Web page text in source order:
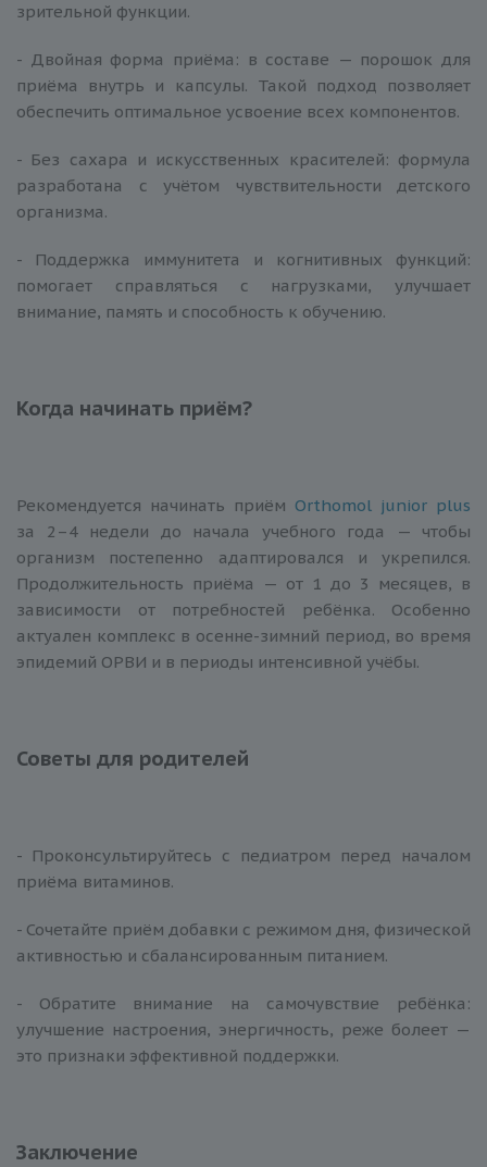
зрительной функции.
- Двойная форма приёма: в составе — порошок для
приёма внутрь и капсулы. Такой подход позволяет
обеспечить оптимальное усвоение всех компонентов.
- Без сахара и искусственных красителей: формула
разработана с учётом чувствительности детского
организма.
- Поддержка иммунитета и когнитивных функций:
помогает справляться с нагрузками, улучшает
внимание, память и способность к обучению.
Когда начинать приём?
Рекомендуется начинать приём Orthomol junior plus
за 2–4 недели до начала учебного года — чтобы
организм постепенно адаптировался и укрепился.
Продолжительность приёма — от 1 до 3 месяцев, в
зависимости от потребностей ребёнка. Особенно
актуален комплекс в осенне-зимний период, во время
эпидемий ОРВИ и в периоды интенсивной учёбы.
Советы для родителей
- Проконсультируйтесь с педиатром перед началом
приёма витаминов.
- Сочетайте приём добавки с режимом дня, физической
активностью и сбалансированным питанием.
- Обратите внимание на самочувствие ребёнка:
улучшение настроения, энергичность, реже болеет —
это признаки эффективной поддержки.
Заключение